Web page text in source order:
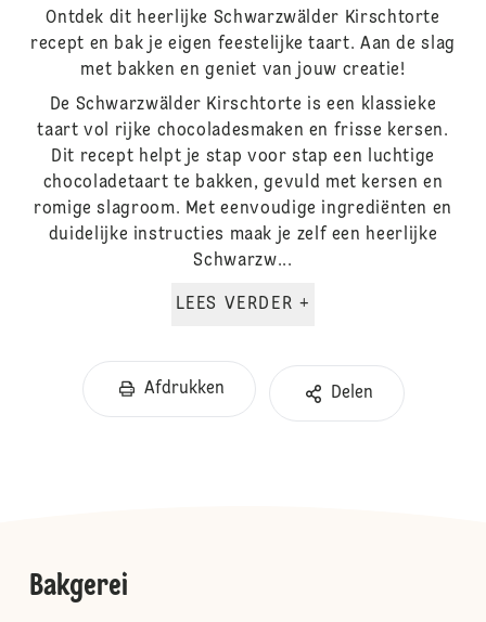
Ontdek dit heerlijke Schwarzwälder Kirschtorte
recept en bak je eigen feestelijke taart. Aan de slag
met bakken en geniet van jouw creatie!
De Schwarzwälder Kirschtorte is een klassieke
taart vol rijke chocoladesmaken en frisse kersen.
Dit recept helpt je stap voor stap een luchtige
chocoladetaart te bakken, gevuld met kersen en
romige slagroom. Met eenvoudige ingrediënten en
duidelijke instructies maak je zelf een heerlijke
Schwarzw...
LEES VERDER +
Afdrukken Delen
Bakgerei